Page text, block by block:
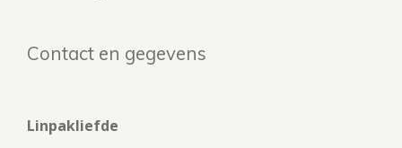
Contact en gegevens
Linpakliefde